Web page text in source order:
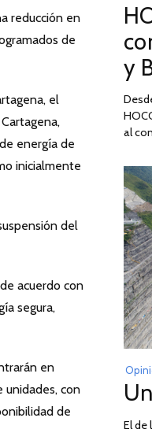
reducción en
de
el
energía de
inicialmente
del
acuerdo con
segura,
en
unidades, con
de
y
al
El de